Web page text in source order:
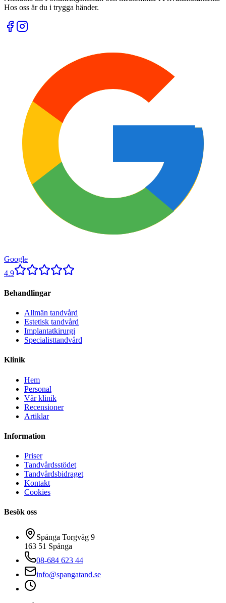
Hos oss är du i trygga händer.
Google
4.9
Behandlingar
Allmän tandvård
Estetisk tandvård
Implantatkirurgi
Specialisttandvård
Klinik
Hem
Personal
Vår klinik
Recensioner
Artiklar
Information
Priser
Tandvårdsstödet
Tandvårdsbidraget
Kontakt
Cookies
Besök oss
Spånga Torgväg 9
163 51 Spånga
08-684 623 44
info@spangatand.se